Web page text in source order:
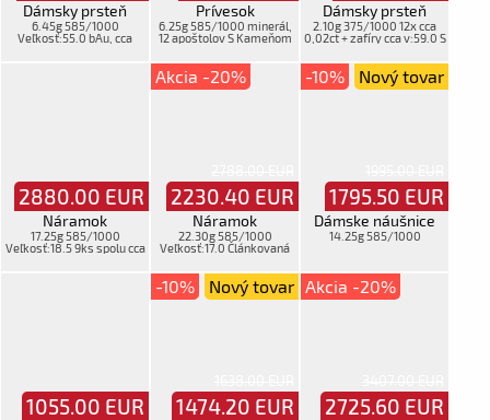
Dámsky prsteň
6.45g 585/1000
Veľkosť:55.0 bAu, cca
Prívesok
6.25g 585/1000 minerál,
12 apoštolov S Kameňom
Dámsky prsteň
2.10g 375/1000 12x cca
0,02ct + zafíry cca v:59.0 S
2880.00 EUR
Náramok
17.25g 585/1000
Veľkosť:18.5 9ks spolu cca
Akcia -20%
2230.40 EUR
Náramok
22.30g 585/1000
Veľkosť:17.0 Článkovaná
-10%
1795.50 EUR
Nový tovar
Dámske náušnice
14.25g 585/1000
1055.00 EUR
-10%
1474.20 EUR
Nový tovar Akcia -20%
2725.60 EUR